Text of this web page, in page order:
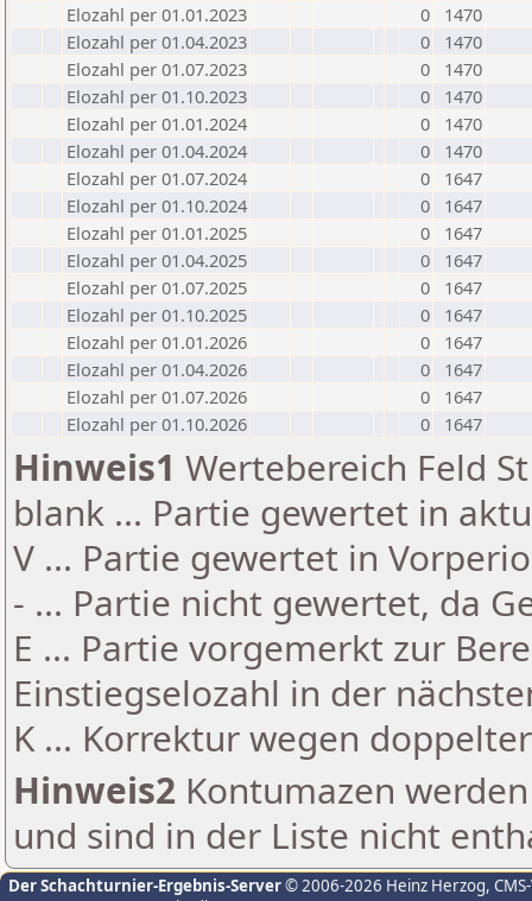
Elozahl per 01.01.2023
0
1470
Elozahl per 01.04.2023
0
1470
Elozahl per 01.07.2023
0
1470
Elozahl per 01.10.2023
0
1470
Elozahl per 01.01.2024
0
1470
Elozahl per 01.04.2024
0
1470
Elozahl per 01.07.2024
0
1647
Elozahl per 01.10.2024
0
1647
Elozahl per 01.01.2025
0
1647
Elozahl per 01.04.2025
0
1647
Elozahl per 01.07.2025
0
1647
Elozahl per 01.10.2025
0
1647
Elozahl per 01.01.2026
0
1647
Elozahl per 01.04.2026
0
1647
Elozahl per 01.07.2026
0
1647
Elozahl per 01.10.2026
0 1647
Hinweis1 Wertebereich Feld
blank ... Partie gewertet in
V ... Partie gewertet in
- ... Partie nicht gewertet, da
E ... Partie vorgemerkt zur
Einstiegselozahl in der
K ... Korrektur wegen
Hinweis2 Kontumazen
und sind in der Liste nicht
Der Schachturnier-Ergebnis-Server© 2006-2026 Heinz Herzog,